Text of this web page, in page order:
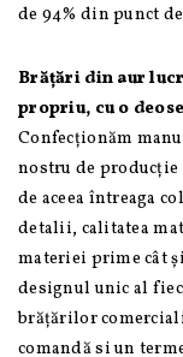
de 94% din punct
Brățări din aur
propriu, cu o
Confecționăm
nostru de
de aceea întreaga
detalii, calitatea
materiei prime cât
designul unic al
brățărilor
comandă si un